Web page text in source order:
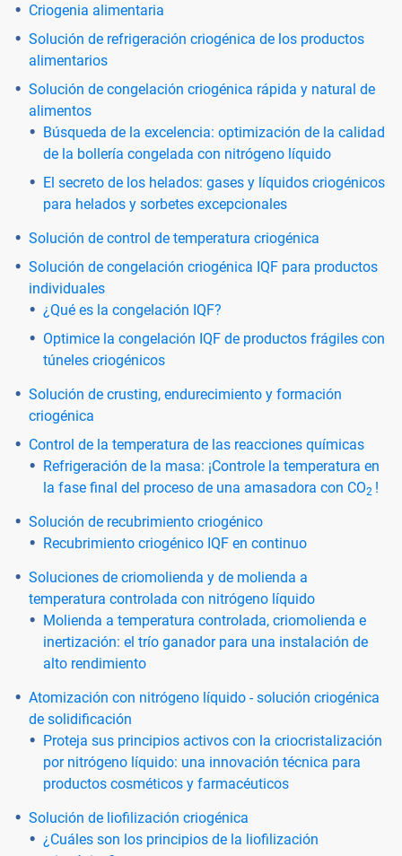
Criogenia alimentaria
Solución de refrigeración criogénica de los productos
alimentarios
Solución de congelación criogénica rápida y natural de
alimentos
Búsqueda de la excelencia: optimización de la calidad
de la bollería congelada con nitrógeno líquido
El secreto de los helados: gases y líquidos criogénicos
para helados y sorbetes excepcionales
Solución de control de temperatura criogénica
Solución de congelación criogénica IQF para productos
individuales
¿Qué es la congelación IQF?
Optimice la congelación IQF de productos frágiles con
túneles criogénicos
Solución de crusting, endurecimiento y formación
criogénica
Control de la temperatura de las reacciones químicas
Refrigeración de la masa: ¡Controle la temperatura en
la fase final del proceso de una amasadora con CO2 !
Solución de recubrimiento criogénico
Recubrimiento criogénico IQF en continuo
Soluciones de criomolienda y de molienda a
temperatura controlada con nitrógeno líquido
Molienda a temperatura controlada, criomolienda e
inertización: el trío ganador para una instalación de
alto rendimiento
Atomización con nitrógeno líquido - solución criogénica
de solidificación
Proteja sus principios activos con la criocristalización
por nitrógeno líquido: una innovación técnica para
productos cosméticos y farmacéuticos
Solución de liofilización criogénica
¿Cuáles son los principios de la liofilización